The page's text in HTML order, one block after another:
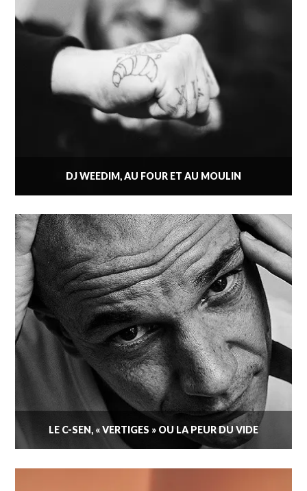
DJ WEEDIM, AU FOUR ET AU MOULIN
LE C-SEN, « VERTIGES » OU LA PEUR DU VIDE